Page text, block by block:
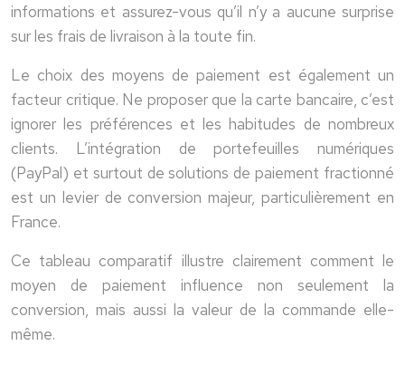
informations et assurez-vous qu’il n’y a aucune surprise
sur les frais de livraison à la toute fin.
Le choix des moyens de paiement est également un
facteur critique. Ne proposer que la carte bancaire, c’est
ignorer les préférences et les habitudes de nombreux
clients. L’intégration de portefeuilles numériques
(PayPal) et surtout de solutions de paiement fractionné
est un levier de conversion majeur, particulièrement en
France.
Ce tableau comparatif illustre clairement comment le
moyen de paiement influence non seulement la
conversion, mais aussi la valeur de la commande elle-
même.